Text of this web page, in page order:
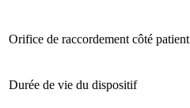
Orifice de raccordement côté patient
Durée de vie du dispositif